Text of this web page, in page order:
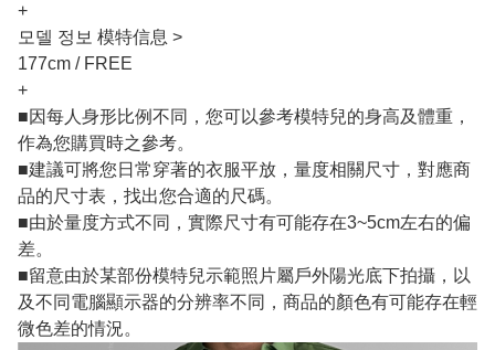
+
모델 정보 模特信息 >
177cm / FREE
+
■因每人身形比例不同，您可以參考模特兒的身高及體重，
作為您購買時之參考。
■建議可將您日常穿著的衣服平放，量度相關尺寸，對應商
品的尺寸表，找出您合適的尺碼。
■由於量度方式不同，實際尺寸有可能存在3~5cm左右的偏
差。
■留意由於某部份模特兒示範照片屬戶外陽光底下拍攝，以
及不同電腦顯示器的分辨率不同，商品的顏色有可能存在輕
微色差的情況。